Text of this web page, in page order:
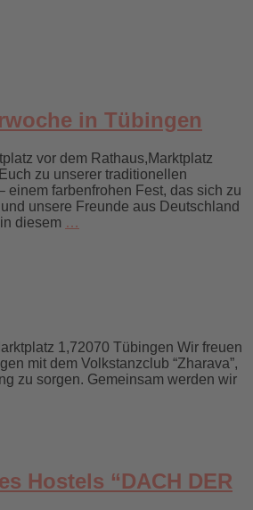
in Tübingen
vor dem Rathaus,Marktplatz
zu unserer traditionellen
farbenfrohen Fest, das sich zu
unsere Freunde aus Deutschland
diesem …
1,72070 Tübingen Wir freuen
mit dem Volkstanzclub “Zharava”,
zu sorgen. Gemeinsam werden wir
Hostels “DACH DER